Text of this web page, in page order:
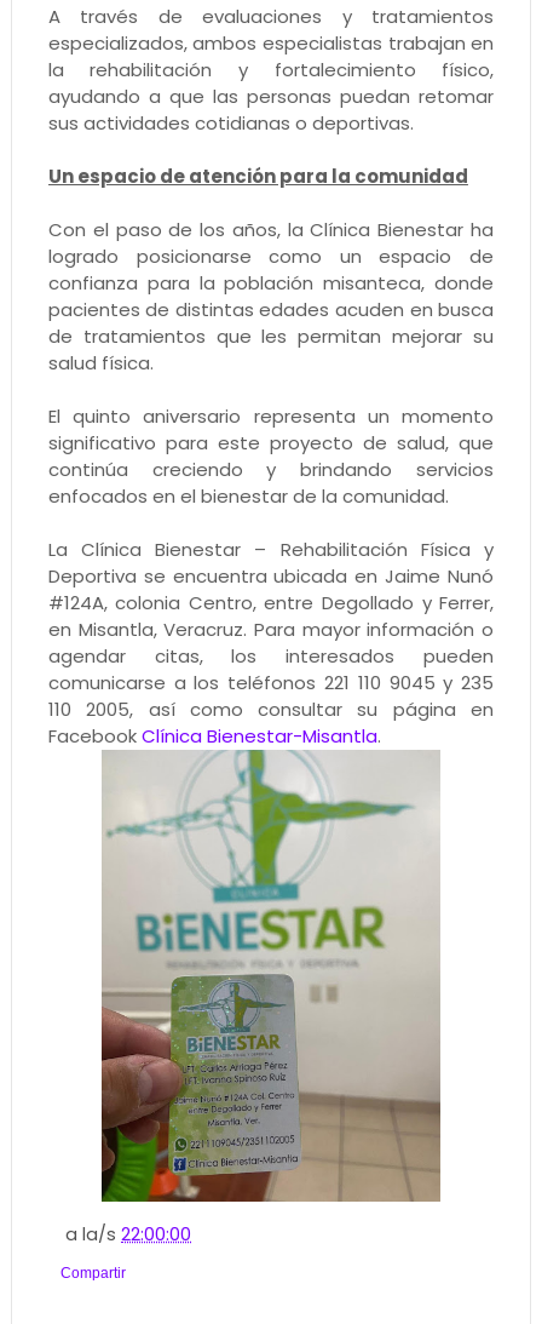
A través de evaluaciones y tratamientos
especializados, ambos especialistas trabajan en
la rehabilitación y fortalecimiento físico,
ayudando a que las personas puedan retomar
sus actividades cotidianas o deportivas.
Un espacio de atención para la comunidad
Con el paso de los años, la Clínica Bienestar ha
logrado posicionarse como un espacio de
confianza para la población misanteca, donde
pacientes de distintas edades acuden en busca
de tratamientos que les permitan mejorar su
salud física.
El quinto aniversario representa un momento
significativo para este proyecto de salud, que
continúa creciendo y brindando servicios
enfocados en el bienestar de la comunidad.
La Clínica Bienestar – Rehabilitación Física y
Deportiva se encuentra ubicada en Jaime Nunó
#124A, colonia Centro, entre Degollado y Ferrer,
en Misantla, Veracruz. Para mayor información o
agendar citas, los interesados pueden
comunicarse a los teléfonos 221 110 9045 y 235
110 2005, así como consultar su página en
FacebookClínica Bienestar-Misantla.
a la/s22:00:00
Compartir